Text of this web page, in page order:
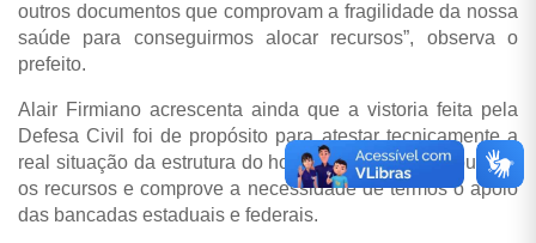
outros documentos que comprovam a fragilidade da nossa
saúde para conseguirmos alocar recursos”, observa o
prefeito.
Alair Firmiano acrescenta ainda que a vistoria feita pela
Defesa Civil foi de propósito para atestar tecnicamente a
real situação da estrutura do hospital, para que se busque
os recursos e comprove a necessidade de termos o apoio
das bancadas estaduais e federais.